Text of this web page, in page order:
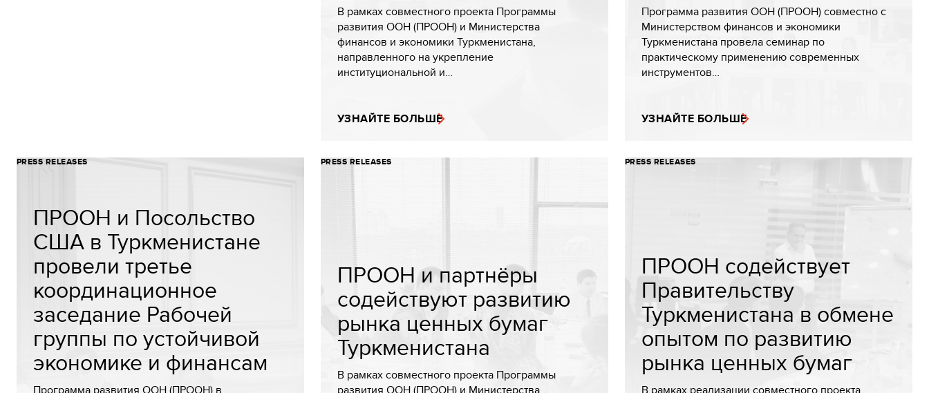
В рамках совместного проекта Программы
развития ООН (ПРООН) и Министерства
финансов и экономики Туркменистана,
направленного на укрепление
институциональной и…
УЗНАЙТЕ БОЛЬШЕ
Программа развития ООН (ПРООН) совместно с
Министерством финансов и экономики
Туркменистана провела семинар по
практическому применению современных
инструментов…
УЗНАЙТЕ БОЛЬШЕ
PRESS RELEASES
ПРООН и Посольство
США в Туркменистане
провели третье
координационное
заседание Рабочей
группы по устойчивой
экономике и финансам
Программа развития ООН (ПРООН) в
PRESS RELEASES
ПРООН и партнёры
содействуют развитию
рынка ценных бумаг
Туркменистана
В рамках совместного проекта Программы
развития ООН (ПРООН) и Министерства
PRESS RELEASES
ПРООН содействует
Правительству
Туркменистана в обмене
опытом по развитию
рынка ценных бумаг
В рамках реализации совместного проекта